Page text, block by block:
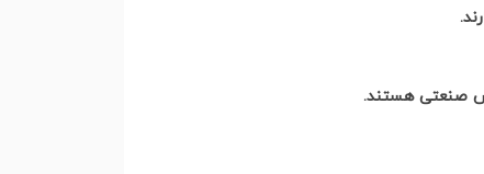
.
صنعتی هستند.